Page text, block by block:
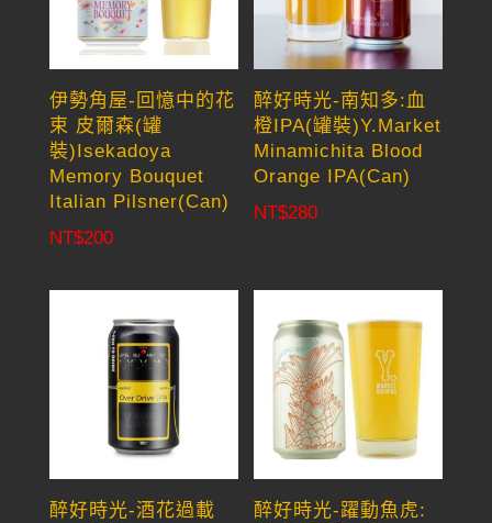
伊勢角屋-回憶中的花
束 皮爾森(罐
裝)Isekadoya
Memory Bouquet
Italian Pilsner(Can)
NT$200
醉好時光-南知多:血
橙IPA(罐裝)Y.Market
Minamichita Blood
Orange IPA(Can)
NT$280
醉好時光-酒花過載
醉好時光-躍動魚虎: